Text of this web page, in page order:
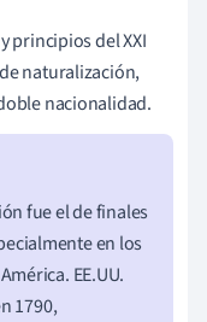
principios del XXI
naturalización,
nacionalidad.
fue el de finales
en los
EE.UU.
1790,